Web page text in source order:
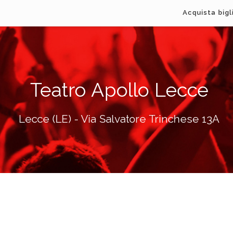
Acquista
Teatro Apollo Lecce
Lecce (LE) - Via Salvatore Trinchese 13A